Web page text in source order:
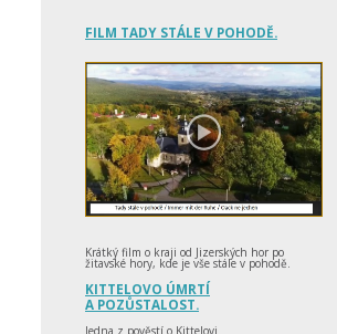
FILM TADY STÁLE V POHODĚ.
Krátký film o kraji od Jizerských hor po
žitavské hory, kde je vše stále v pohodě.
KITTELOVO ÚMRTÍ
A POZŮSTALOST.
Jedna z pověstí o Kittelovi